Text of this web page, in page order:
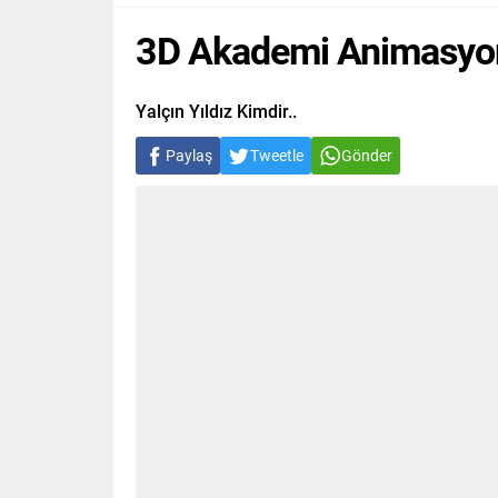
3D Akademi
Yalçın Yıldız Kimdir..
Paylaş Tweetle Gönder